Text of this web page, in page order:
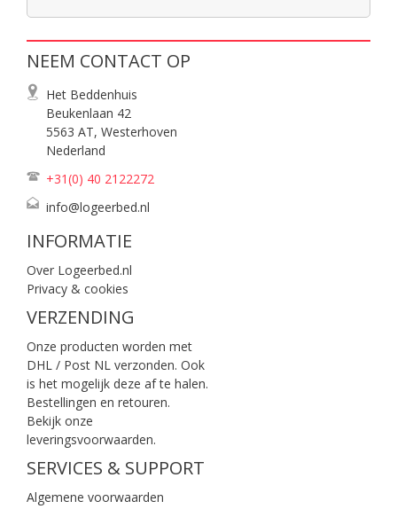
NEEM CONTACT OP
Het Beddenhuis
Beukenlaan 42
5563 AT, Westerhoven
Nederland
+31(0) 40 2122272
info@logeerbed.nl
INFORMATIE
Over Logeerbed.nl
Privacy & cookies
VERZENDING
Onze producten worden met
DHL / Post NL verzonden. Ook
is het mogelijk deze af te halen.
Bestellingen en retouren.
Bekijk onze
leveringsvoorwaarden.
SERVICES & SUPPORT
Algemene voorwaarden